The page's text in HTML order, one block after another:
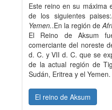
Este reino en su máxima
de los siguientes paises:
Yemen..En la región de
El Reino de Aksum
comerciante del noreste
d. C. y VII d. C. que se
de la actual región de
Sudán, Eritrea y el Yemen.
El reino de Aksum